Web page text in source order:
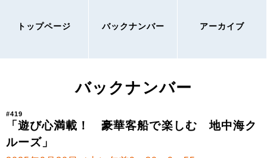
トップページ バックナンバー アーカイブ
バックナンバー
#419
「遊び心満載！ 豪華客船で楽しむ 地中海ク
ルーズ」